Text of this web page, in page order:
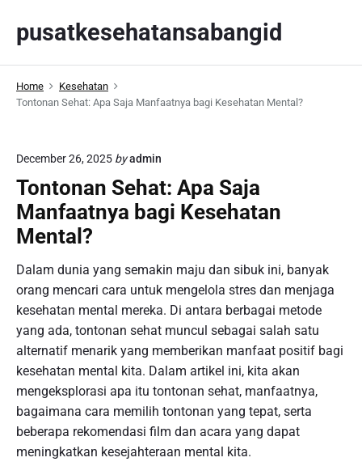
p
pusatkesehatansabangid
Home
Kesehatan
Tontonan Sehat: Apa Saja Manfaatnya bagi Kesehatan Mental?
December 26, 2025 byadmin
Tontonan Sehat: Apa Saja
Manfaatnya bagi Kesehatan
Mental?
Dalam dunia yang semakin maju dan sibuk ini, banyak
orang mencari cara untuk mengelola stres dan menjaga
kesehatan mental mereka. Di antara berbagai metode
yang ada, tontonan sehat muncul sebagai salah satu
alternatif menarik yang memberikan manfaat positif bagi
kesehatan mental kita. Dalam artikel ini, kita akan
mengeksplorasi apa itu tontonan sehat, manfaatnya,
bagaimana cara memilih tontonan yang tepat, serta
beberapa rekomendasi film dan acara yang dapat
meningkatkan kesejahteraan mental kita.